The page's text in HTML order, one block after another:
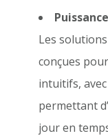
Les
conçues
intuitifs,
permettant
jour en